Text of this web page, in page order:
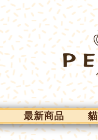
最新商品